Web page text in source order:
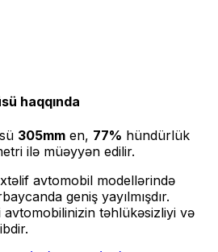
haqqında
305mm en, 77% hündürlük
ilə müəyyən edilir.
avtomobil modellərində
geniş yayılmışdır.
təhlükəsizliyi və